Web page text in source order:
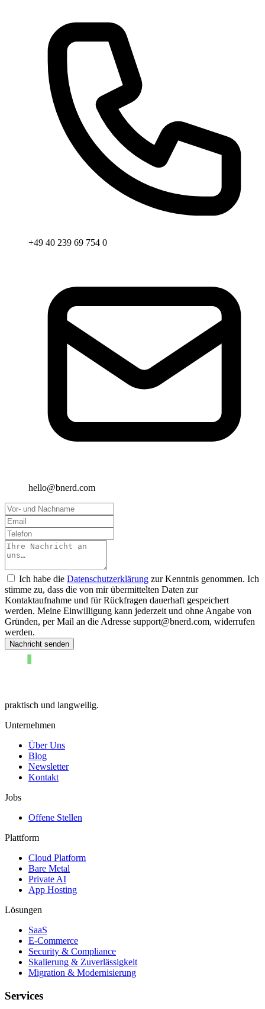
+49 40 239 69 754 0
hello@bnerd.com
Vor- und Nachname
Email
Telefon
Placeholder
Ich habe die Datenschutzerklärung zur Kenntnis genommen. Ich
stimme zu, dass die von mir übermittelten Daten zur
Kontaktaufnahme und für Rückfragen dauerhaft gespeichert
werden. Meine Einwilligung kann jederzeit und ohne Angabe von
Gründen, per Mail an die Adresse support@bnerd.com, widerrufen
werden.
Nachricht senden
praktisch und langweilig.
Unternehmen
Über Uns
Blog
Newsletter
Kontakt
Jobs
Offene Stellen
Plattform
Cloud Platform
Bare Metal
Private AI
App Hosting
Lösungen
SaaS
E-Commerce
Security & Compliance
Skalierung & Zuverlässigkeit
Migration & Modernisierung
Services